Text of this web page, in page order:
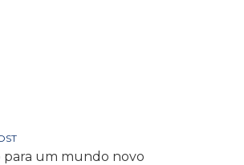
para um mundo novo